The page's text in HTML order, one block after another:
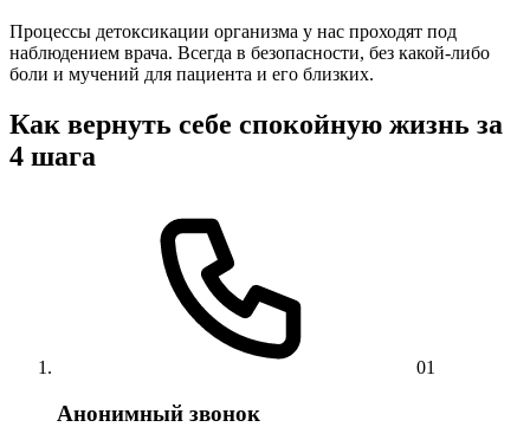
Процессы детоксикации организма у нас проходят под
наблюдением врача. Всегда в безопасности, без какой-либо
боли и мучений для пациента и его близких.
Как вернуть себе спокойную жизнь за
4 шага
01
Анонимный звонок